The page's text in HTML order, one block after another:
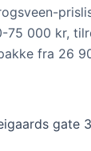
75 000 kr,
fra 26
gate